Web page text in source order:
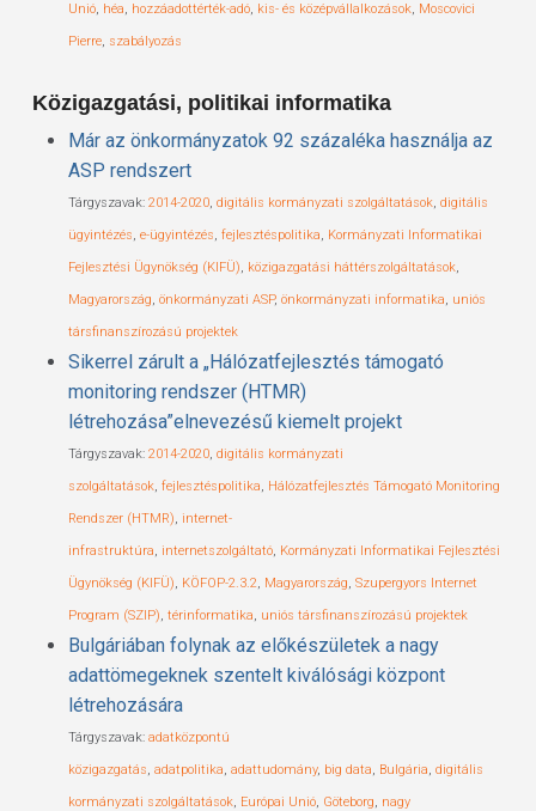
Unió, héa, hozzáadottérték-adó, kis- és középvállalkozások, Moscovici
Pierre, szabályozás
Közigazgatási, politikai informatika
Már az önkormányzatok 92 százaléka használja az
ASP rendszert
Tárgyszavak: 2014-2020, digitális kormányzati szolgáltatások, digitális
ügyintézés, e-ügyintézés, fejlesztéspolitika, Kormányzati Informatikai
Fejlesztési Ügynökség (KIFÜ), közigazgatási háttérszolgáltatások,
Magyarország, önkormányzati ASP, önkormányzati informatika, uniós
társfinanszírozású projektek
Sikerrel zárult a „Hálózatfejlesztés támogató
monitoring rendszer (HTMR)
létrehozása”elnevezésű kiemelt projekt
Tárgyszavak: 2014-2020, digitális kormányzati
szolgáltatások, fejlesztéspolitika, Hálózatfejlesztés Támogató Monitoring
Rendszer (HTMR), internet-
infrastruktúra, internetszolgáltató, Kormányzati Informatikai Fejlesztési
Ügynökség (KIFÜ), KÖFOP-2.3.2, Magyarország, Szupergyors Internet
Program (SZIP), térinformatika, uniós társfinanszírozású projektek
Bulgáriában folynak az előkészületek a nagy
adattömegeknek szentelt kiválósági központ
létrehozására
Tárgyszavak: adatközpontú
közigazgatás, adatpolitika, adattudomány, big data, Bulgária, digitális
kormányzati szolgáltatások, Európai Unió, Göteborg, nagy